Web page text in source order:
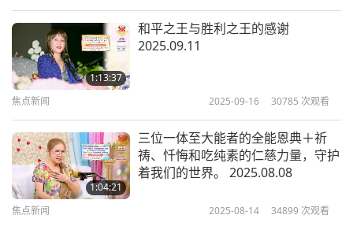
人，因为大多数人只是想要世俗的东西，他们只会打
扰你，消耗你的灵性力量，最终对你和他们自己都毫
无益处。所以密勒日巴才把自己藏在山中，躲在山洞
里，只吃他周围能找到的东西，比如荨麻。他只有那
些东西可以吃，所以他的肤色变得很绿，连头发也变
绿了。因此有些人还以为他是鬼。但这就是古代许多
诚心修行者的修行方式—或许现在并不多见，但也可
能还有少数人—在这样修行。
1:13:37
和平之王与胜利之王的感谢
2025.09.11
焦点新闻 2025-09-16 30785 次观看
1:04:21
三位一体至大能者的全能恩典＋祈
祷、忏悔和吃纯素的仁慈力量，守护
着我们的世界。 2025.08.08
焦点新闻 2025-08-14 34899 次观看